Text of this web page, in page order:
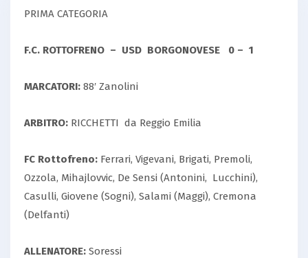
PRIMA CATEGORIA
F.C. ROTTOFRENO – USD BORGONOVESE 0 – 1
MARCATORI: 88′ Zanolini
ARBITRO: RICCHETTI da Reggio Emilia
FC Rottofreno: Ferrari, Vigevani, Brigati, Premoli,
Ozzola, Mihajlovvic, De Sensi (Antonini, Lucchini),
Casulli, Giovene (Sogni), Salami (Maggi), Cremona
(Delfanti)
ALLENATORE: Soressi